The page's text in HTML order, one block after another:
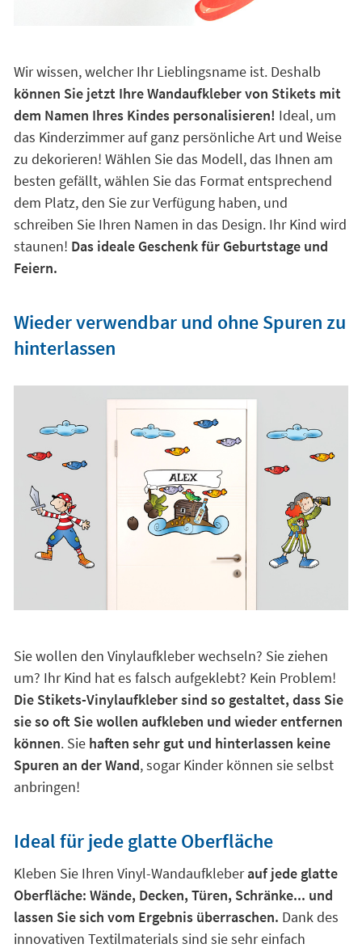
Wir wissen, welcher Ihr Lieblingsname ist. Deshalb
können Sie jetzt Ihre Wandaufkleber von Stikets mit
dem Namen Ihres Kindes personalisieren! Ideal, um
das Kinderzimmer auf ganz persönliche Art und Weise
zu dekorieren! Wählen Sie das Modell, das Ihnen am
besten gefällt, wählen Sie das Format entsprechend
dem Platz, den Sie zur Verfügung haben, und
schreiben Sie Ihren Namen in das Design. Ihr Kind wird
staunen! Das ideale Geschenk für Geburtstage und
Feiern.
Wieder verwendbar und ohne Spuren zu
hinterlassen
Sie wollen den Vinylaufkleber wechseln? Sie ziehen
um? Ihr Kind hat es falsch aufgeklebt? Kein Problem!
Die Stikets-Vinylaufkleber sind so gestaltet, dass Sie
sie so oft Sie wollen aufkleben und wieder entfernen
können. Sie haften sehr gut und hinterlassen keine
Spuren an der Wand, sogar Kinder können sie selbst
anbringen!
Ideal für jede glatte Oberfläche
Kleben Sie Ihren Vinyl-Wandaufkleberauf jede glatte
Oberfläche: Wände, Decken, Türen, Schränke... und
lassen Sie sich vom Ergebnis überraschen. Dank des
innovativen Textilmaterials sind sie sehr einfach